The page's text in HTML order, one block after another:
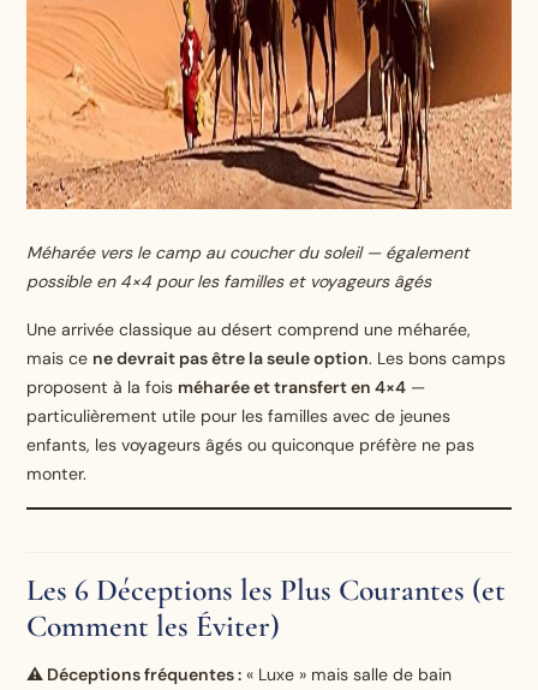
Méharée vers le camp au coucher du soleil — également
possible en 4×4 pour les familles et voyageurs âgés
Une arrivée classique au désert comprend une méharée,
mais ce ne devrait pas être la seule option. Les bons camps
proposent à la fois méharée et transfert en 4×4 —
particulièrement utile pour les familles avec de jeunes
enfants, les voyageurs âgés ou quiconque préfère ne pas
monter.
Les 6 Déceptions les Plus Courantes (et
Comment les Éviter)
⚠️ Déceptions fréquentes : « Luxe » mais salle de bain